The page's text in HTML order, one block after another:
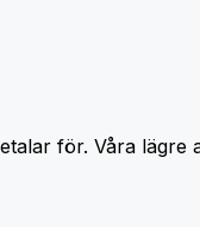
för. Våra lägre